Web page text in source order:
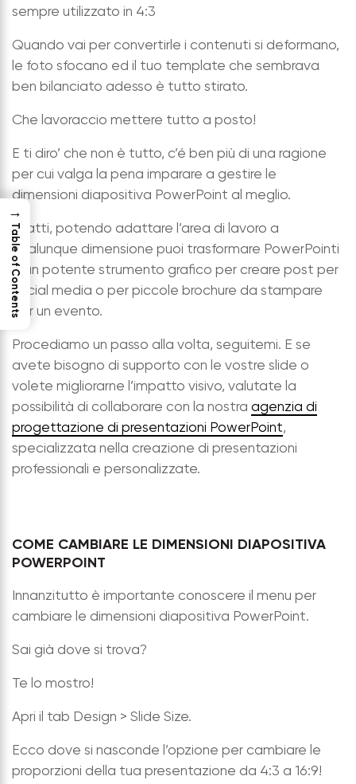
sempre utilizzato in 4:3
Quando vai per convertirle i contenuti si deformano,
le foto sfocano ed il tuo template che sembrava
ben bilanciato adesso è tutto stirato.
Che lavoraccio mettere tutto a posto!
E ti diro’ che non è tutto, c’é ben più di una ragione
per cui valga la pena imparare a gestire le
dimensioni diapositiva PowerPoint al meglio.
Infatti, potendo adattare l’area di lavoro a
qualunque dimensione puoi trasformare PowerPointi
in un potente strumento grafico per creare post per
social media o per piccole brochure da stampare
per un evento.
Procediamo un passo alla volta, seguitemi. E se
avete bisogno di supporto con le vostre slide o
volete migliorarne l’impatto visivo, valutate la
possibilità di collaborare con la nostra agenzia di
progettazione di presentazioni PowerPoint,
specializzata nella creazione di presentazioni
professionali e personalizzate.
COME CAMBIARE LE DIMENSIONI DIAPOSITIVA
POWERPOINT
Innanzitutto è importante conoscere il menu per
cambiare le dimensioni diapositiva PowerPoint.
Sai già dove si trova?
Te lo mostro!
Apri il tab Design > Slide Size.
Ecco dove si nasconde l’opzione per cambiare le
proporzioni della tua presentazione da 4:3 a 16:9!
→
Table of Contents